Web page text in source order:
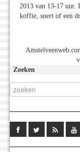
2013 van 13-17 uur.
koffie, snert of een
Zoeken